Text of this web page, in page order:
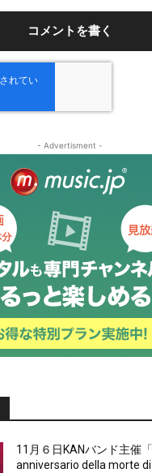
- Advertisment -
11月６日KANバンド主催
anniversario della morte di